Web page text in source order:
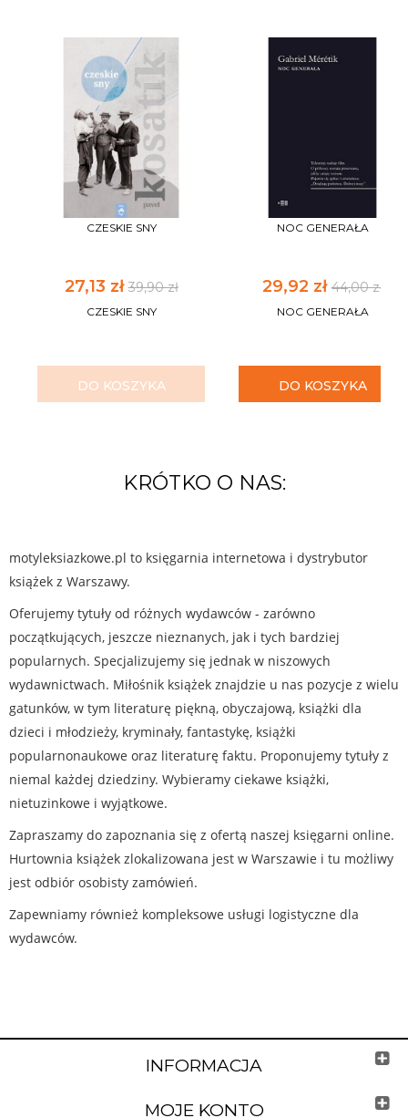
CZESKIE SNY
27,13 zł39,90 zł
CZESKIE SNY
DO KOSZYKA
NOC GENERAŁA
29,92 zł44,00 zł
NOC GENERAŁA
DO KOSZYKA
KRÓTKO O NAS:
motyleksiazkowe.pl to księgarnia internetowa i dystrybutor
książek z Warszawy.
Oferujemy tytuły od różnych wydawców - zarówno
początkujących, jeszcze nieznanych, jak i tych bardziej
popularnych. Specjalizujemy się jednak w niszowych
wydawnictwach. Miłośnik książek znajdzie u nas pozycje z wielu
gatunków, w tym literaturę piękną, obyczajową, książki dla
dzieci i młodzieży, kryminały, fantastykę, książki
popularnonaukowe oraz literaturę faktu. Proponujemy tytuły z
niemal każdej dziedziny. Wybieramy ciekawe książki,
nietuzinkowe i wyjątkowe.
Zapraszamy do zapoznania się z ofertą naszej księgarni online.
Hurtownia książek zlokalizowana jest w Warszawie i tu możliwy
jest odbiór osobisty zamówień.
Zapewniamy również kompleksowe usługi logistyczne dla
wydawców.
INFORMACJA
MOJE KONTO